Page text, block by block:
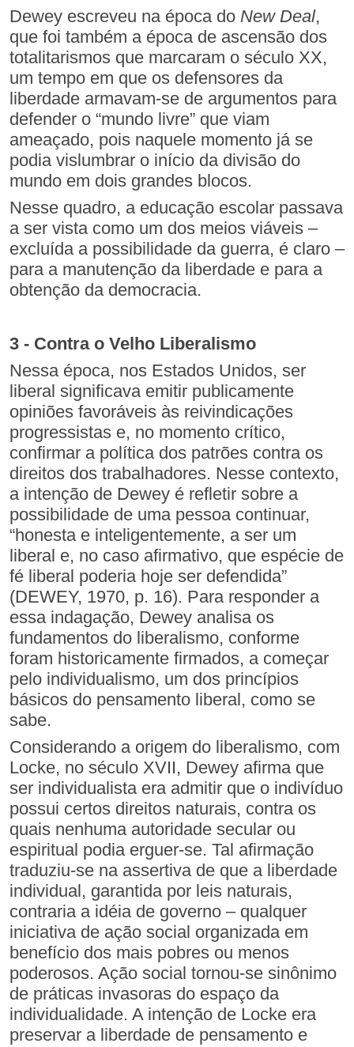
Dewey escreveu na época do New Deal,
que foi também a época de ascensão dos
totalitarismos que marcaram o século XX,
um tempo em que os defensores da
liberdade armavam-se de argumentos para
defender o “mundo livre” que viam
ameaçado, pois naquele momento já se
podia vislumbrar o início da divisão do
mundo em dois grandes blocos.
Nesse quadro, a educação escolar passava
a ser vista como um dos meios viáveis –
excluída a possibilidade da guerra, é claro –
para a manutenção da liberdade e para a
obtenção da democracia.
3 - Contra o Velho Liberalismo
Nessa época, nos Estados Unidos, ser
liberal significava emitir publicamente
opiniões favoráveis às reivindicações
progressistas e, no momento crítico,
confirmar a política dos patrões contra os
direitos dos trabalhadores. Nesse contexto,
a intenção de Dewey é refletir sobre a
possibilidade de uma pessoa continuar,
“honesta e inteligentemente, a ser um
liberal e, no caso afirmativo, que espécie de
fé liberal poderia hoje ser defendida”
(DEWEY, 1970, p. 16). Para responder a
essa indagação, Dewey analisa os
fundamentos do liberalismo, conforme
foram historicamente firmados, a começar
pelo individualismo, um dos princípios
básicos do pensamento liberal, como se
sabe.
Considerando a origem do liberalismo, com
Locke, no século XVII, Dewey afirma que
ser individualista era admitir que o indivíduo
possui certos direitos naturais, contra os
quais nenhuma autoridade secular ou
espiritual podia erguer-se. Tal afirmação
traduziu-se na assertiva de que a liberdade
individual, garantida por leis naturais,
contraria a idéia de governo – qualquer
iniciativa de ação social organizada em
benefício dos mais pobres ou menos
poderosos. Ação social tornou-se sinônimo
de práticas invasoras do espaço da
individualidade. A intenção de Locke era
preservar a liberdade de pensamento e